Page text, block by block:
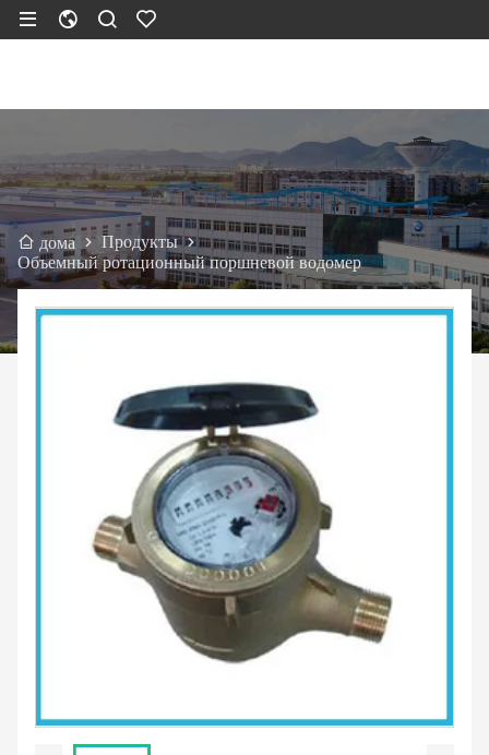
дома
Продукты
Объемный ротационный поршневой водомер